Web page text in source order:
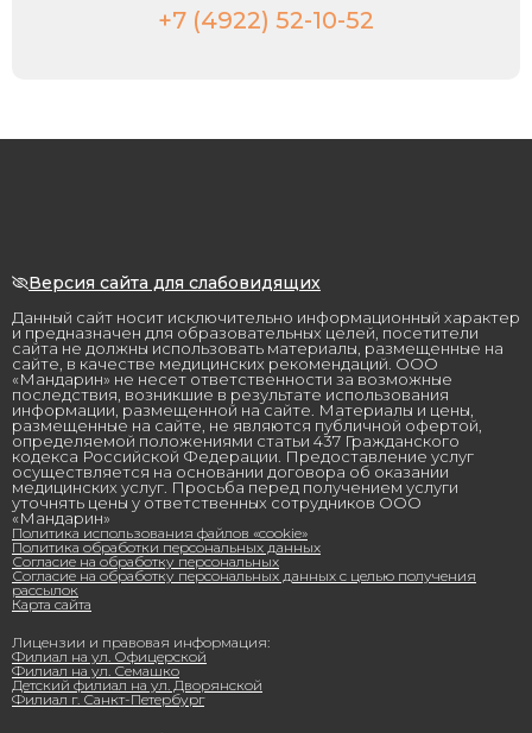
+7 (4922) 52-10-52
Данный сайт носит исключительно информационный характер
и предназначен для образовательных целей, посетители
сайта не должны использовать материалы, размещенные на
сайте, в качестве медицинских рекомендаций. ООО
«Мандарин» не несет ответственности за возможные
последствия, возникшие в результате использования
информации, размещенной на сайте. Материалы и цены,
размещенные на сайте, не являются публичной офертой,
определяемой положениями статьи 437 Гражданского
кодекса Российской Федерации. Предоставление услуг
осуществляется на основании договора об оказании
медицинских услуг. Просьба перед получением услуги
уточнять цены у ответственных сотрудников ООО
«Мандарин»
Политика использования файлов «cookie»
Политика обработки персональных данных
Согласие на обработку персональных
Согласие на обработку персональных данных с целью получения
рассылок
Карта сайта
Лицензии и правовая информация:
Филиал на ул. Офицерской
Филиал на ул. Семашко
Детский филиал на ул. Дворянской
Филиал г. Санкт-Петербург
Версия сайта для слабовидящих